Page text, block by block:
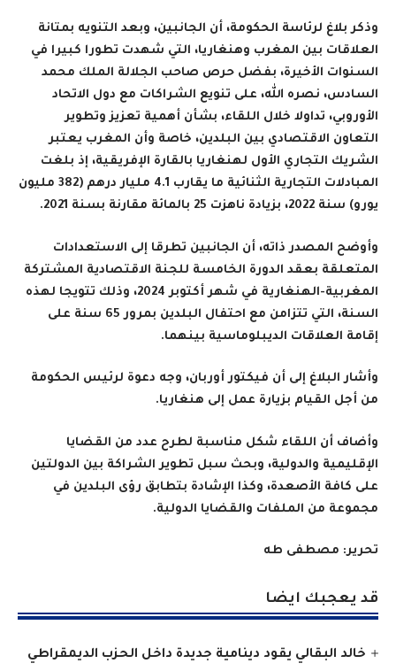
وذكر بلاغ لرئاسة الحكومة، أن الجانبين، وبعد التنويه بمتانة
العلاقات بين المغرب وهنغاريا، التي شهدت تطورا كبيرا في
السنوات الأخيرة، بفضل حرص صاحب الجلالة الملك محمد
السادس، نصره الله، على تنويع الشراكات مع دول الاتحاد
الأوروبي، تداولا خلال اللقاء، بشأن أهمية تعزيز وتطوير
التعاون الاقتصادي بين البلدين، خاصة وأن المغرب يعتبر
الشريك التجاري الأول لهنغاريا بالقارة الإفريقية، إذ بلغت
المبادلات التجارية الثنائية ما يقارب 4.1 مليار درهم (382 مليون
يورو) سنة 2022، بزيادة ناهزت 25 بالمائة مقارنة بسنة 2021.
وأوضح المصدر ذاته، أن الجانبين تطرقا إلى الاستعدادات
المتعلقة بعقد الدورة الخامسة للجنة الاقتصادية المشتركة
المغربية-الهنغارية في شهر أكتوبر 2024، وذلك تتويجا لهذه
السنة، التي تتزامن مع احتفال البلدين بمرور 65 سنة على
إقامة العلاقات الديبلوماسية بينهما.
وأشار البلاغ إلى أن فيكتور أوربان، وجه دعوة لرئيس الحكومة
من أجل القيام بزيارة عمل إلى هنغاريا.
وأضاف أن اللقاء شكل مناسبة لطرح عدد من القضايا
الإقليمية والدولية، وبحث سبل تطوير الشراكة بين الدولتين
على كافة الأصعدة، وكذا الإشادة بتطابق رؤى البلدين في
مجموعة من الملفات والقضايا الدولية.
تحرير: مصطفى طه
قد يعجبك ايضا
خالد البقالي يقود دينامية جديدة داخل الحزب الديمقراطي